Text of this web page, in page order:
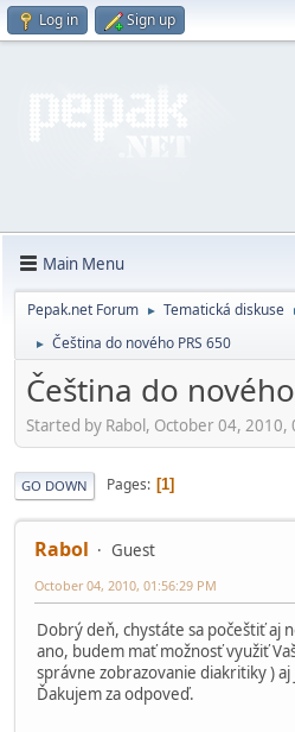
Log in Sign up
Main Menu
Pepak.net Forum ► Tematická diskuse
► Čeština do nového PRS 650
Čeština do
Started by Rabol, October 04, 2010,
GO DOWN Pages 1
Rabol Guest
October 04, 2010, 01:56:29 PM
Dobrý deň, chystáte sa počeštiť aj
ano, budem mať možnosť využiť
správne zobrazovanie diakritiky ) aj
Ďakujem za odpoveď.